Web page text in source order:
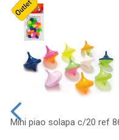
Mini piao solapa c/20 ref